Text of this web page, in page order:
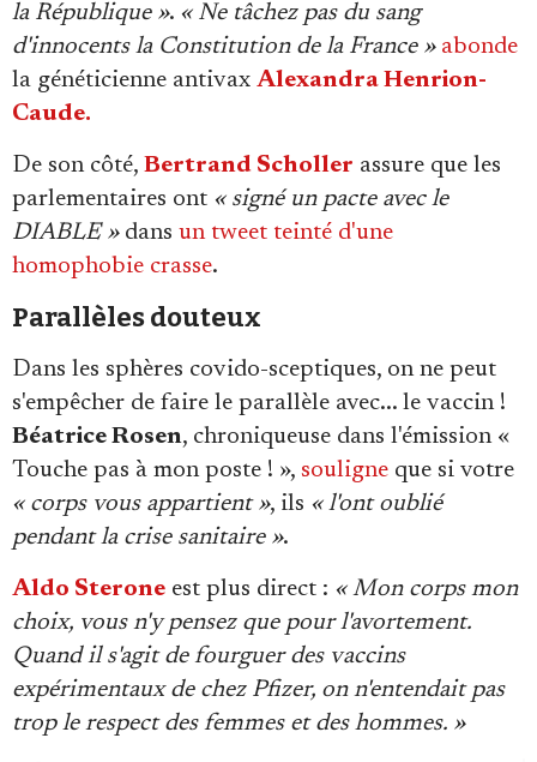
la République ». « Ne tâchez pas du sang
d'innocents la Constitution de la France » abonde
la généticienne antivax Alexandra Henrion-
Caude.
De son côté, Bertrand Scholler assure que les
parlementaires ont « signé un pacte avec le
DIABLE »dans un tweet teinté d'une
homophobie crasse.
Parallèles douteux
Dans les sphères covido-sceptiques, on ne peut
s'empêcher de faire le parallèle avec... le vaccin !
Béatrice Rosen, chroniqueuse dans l'émission «
Touche pas à mon poste ! », souligne que si votre
« corps vous appartient », ils « l'ont oublié
pendant la crise sanitaire ».
Aldo Sterone est plus direct : « Mon corps mon
choix, vous n'y pensez que pour l'avortement.
Quand il s'agit de fourguer des vaccins
expérimentaux de chez Pfizer, on n'entendait pas
trop le respect des femmes et des hommes. »